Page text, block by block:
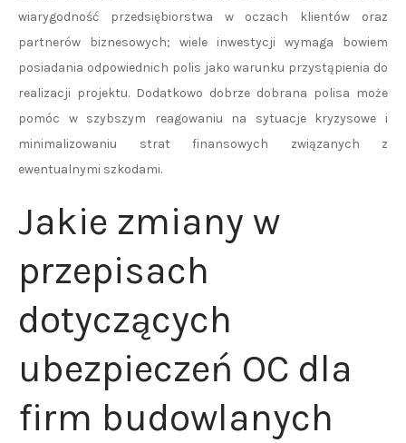
wiarygodność przedsiębiorstwa w oczach klientów oraz
partnerów biznesowych; wiele inwestycji wymaga bowiem
posiadania odpowiednich polis jako warunku przystąpienia do
realizacji projektu. Dodatkowo dobrze dobrana polisa może
pomóc w szybszym reagowaniu na sytuacje kryzysowe i
minimalizowaniu strat finansowych związanych z
ewentualnymi szkodami.
Jakie zmiany w
przepisach
dotyczących
ubezpieczeń OC dla
firm budowlanych